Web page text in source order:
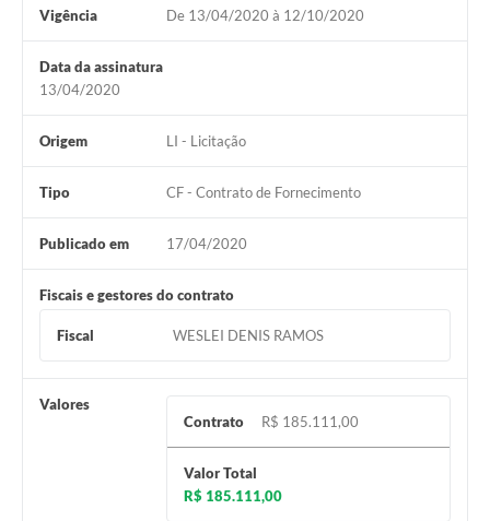
Vigência De 13/04/2020 à 12/10/2020
Data da assinatura
13/04/2020
Origem LI - Licitação
Tipo CF - Contrato de Fornecimento
Publicado em 17/04/2020
Fiscais e gestores do contrato
Fiscal WESLEI DENIS RAMOS
Valores
Contrato
R$ 185.111,00
Valor Total
R$ 185.111,00